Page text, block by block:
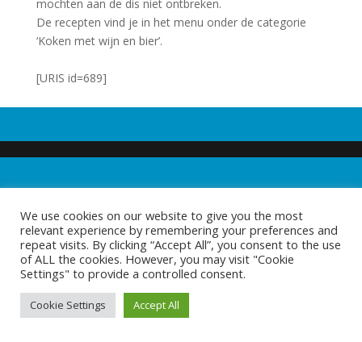
mochten aan de dis niet ontbreken.
De recepten vind je in het menu onder de categorie
‘Koken met wijn en bier’.
[URIS id=689]
We use cookies on our website to give you the most
relevant experience by remembering your preferences and
repeat visits. By clicking “Accept All”, you consent to the use
of ALL the cookies. However, you may visit "Cookie
Settings" to provide a controlled consent.
Cookie Settings Accept All